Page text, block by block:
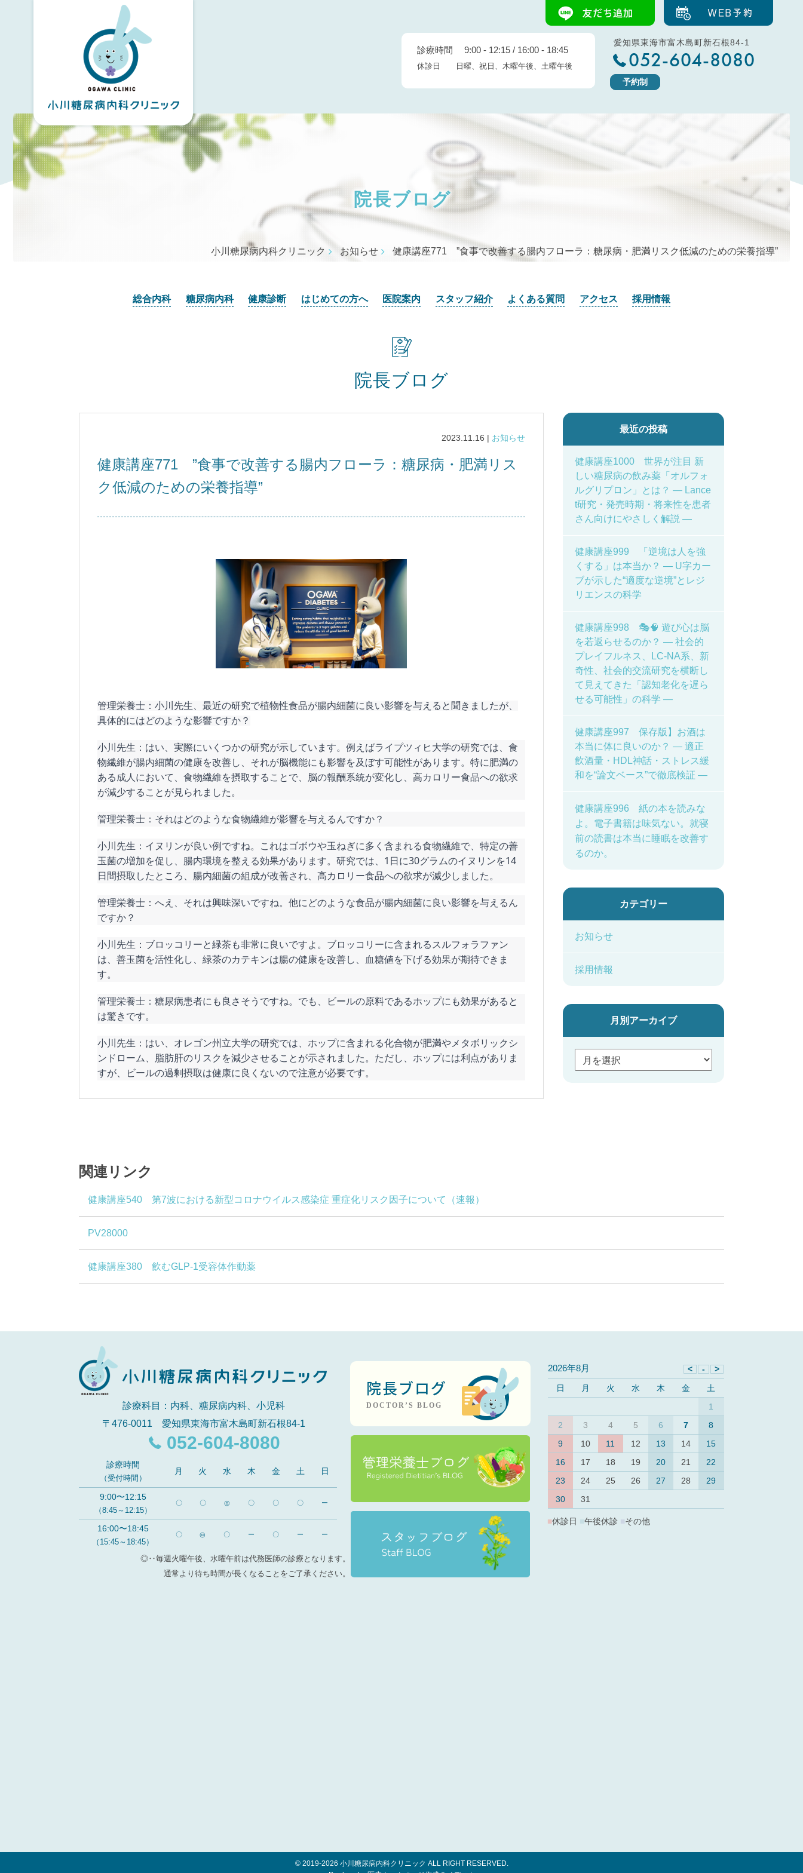
診療時間 9:00 - 12:15 / 16:00 - 18:45
休診日 日曜、祝日、木曜午後、土曜午後
愛知県東海市富木島町新石根84-1
052-604-8080
予約制
院長ブログ
小川糖尿病内科クリニック お知らせ 健康講座771 ”食事で改善する腸内フローラ：糖尿病・肥満リスク低減のための栄養指導”
総合内科 糖尿病内科 健康診断 はじめての方へ 医院案内 スタッフ紹介 よくある質問 アクセス 採用情報
院長ブログ
2023.11.16 | お知らせ
健康講座771 ”食事で改善する腸内フローラ：糖尿病・肥満リス
ク低減のための栄養指導”
管理栄養士：小川先生、最近の研究で植物性食品が腸内細菌に良い影響を与えると聞きましたが、
具体的にはどのような影響ですか？
小川先生：はい、実際にいくつかの研究が示しています。例えばライプツィヒ大学の研究では、食
物繊維が腸内細菌の健康を改善し、それが脳機能にも影響を及ぼす可能性があります。特に肥満の
ある成人において、食物繊維を摂取することで、脳の報酬系統が変化し、高カロリー食品への欲求
が減少することが見られました。
管理栄養士：それはどのような食物繊維が影響を与えるんですか？
小川先生：イヌリンが良い例ですね。これはゴボウや玉ねぎに多く含まれる食物繊維で、特定の善
玉菌の増加を促し、腸内環境を整える効果があります。研究では、1日に30グラムのイヌリンを14
日間摂取したところ、腸内細菌の組成が改善され、高カロリー食品への欲求が減少しました。
管理栄養士：へえ、それは興味深いですね。他にどのような食品が腸内細菌に良い影響を与えるん
ですか？
小川先生：ブロッコリーと緑茶も非常に良いですよ。ブロッコリーに含まれるスルフォラファン
は、善玉菌を活性化し、緑茶のカテキンは腸の健康を改善し、血糖値を下げる効果が期待できま
す。
管理栄養士：糖尿病患者にも良さそうですね。でも、ビールの原料であるホップにも効果があると
は驚きです。
小川先生：はい、オレゴン州立大学の研究では、ホップに含まれる化合物が肥満やメタボリックシ
ンドローム、脂肪肝のリスクを減少させることが示されました。ただし、ホップには利点がありま
すが、ビールの過剰摂取は健康に良くないので注意が必要です。
最近の投稿
健康講座1000 世界が注目 新
しい糖尿病の飲み薬「オルフォ
ルグリプロン」とは？ ― Lance
t研究・発売時期・将来性を患者
さん向けにやさしく解説 ―
健康講座999 「逆境は人を強
くする」は本当か？ ― U字カー
ブが示した“適度な逆境”とレジ
リエンスの科学
健康講座998 🎭🧠 遊び心は脳
を若返らせるのか？ ― 社会的
プレイフルネス、LC-NA系、新
奇性、社会的交流研究を横断し
て見えてきた「認知老化を遅ら
せる可能性」の科学 ―
健康講座997 保存版】お酒は
本当に体に良いのか？ ― 適正
飲酒量・HDL神話・ストレス緩
和を“論文ベース”で徹底検証 ―
健康講座996 紙の本を読みな
よ。電子書籍は味気ない。就寝
前の読書は本当に睡眠を改善す
るのか。
カテゴリー
お知らせ
採用情報
月別アーカイブ
関連リンク
健康講座540 第7波における新型コロナウイルス感染症 重症化リスク因子について（速報）
PV28000
健康講座380 飲むGLP-1受容体作動薬
診療科目：内科、糖尿病内科、小児科
〒476-0011 愛知県東海市富木島町新石根84-1
052-604-8080
診療時間
（受付時間）
月 火 水 木 金 土 日
9:00〜12:15
（8:45～12:15）
〇 〇 ◎ 〇 〇 〇 ー
16:00〜18:45
（15:45～18:45）
〇 ◎ 〇 ー 〇 ー ー
◎‥毎週火曜午後、水曜午前は代務医師の診療となります。
通常より待ち時間が長くなることをご了承ください。
院長ブログ
DOCTOR’S BLOG
2026年8月
日 月 火 水 木 金
土
1
2
3 4 5 6 7
8
9
10 11 12 13 14
15
16
17 18 19 20 21
22
23
24 25 26 27 28
29
30
31
■休診日 ■午後休診 その他
© 2019-2026 小川糖尿病内科クリニック ALL RIGHT RESERVED.